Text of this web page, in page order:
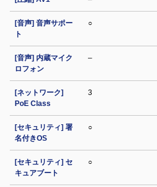
[音声] 音声サポー
ト
○
[音声] 内蔵マイク
ロフォン
–
[ネットワーク]
PoE Class
3
[セキュリティ] 署
名付きOS
○
[セキュリティ] セ
キュアブート
○